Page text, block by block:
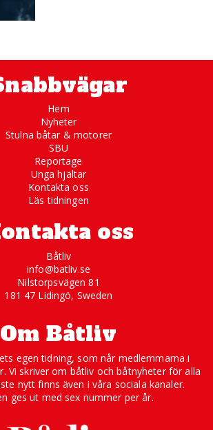
Hem
Nyheter
Stulna båtar & motorer
SBU
Reportage
Unga hjältar
Kontakta oss
Läs tidningen
oss
Båtliv
info@batliv.se
Nilstorpsvägen 81
181 47 Lidingö, Sweden
Om Båtliv
egen tidning, som når medlemmarna i
Vi skriver om båtliv och båtnyheter för alla
nytt finns även i våra sociala kanaler.
ges ut med sex nummer per år.